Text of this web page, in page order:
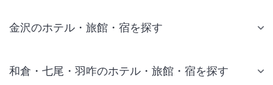
金沢のホテル・旅館・宿を探す
和倉・七尾・羽咋のホテル・旅館・宿を探す